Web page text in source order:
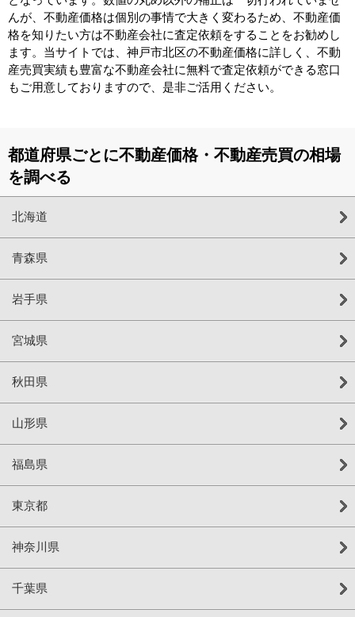
んが、不動産価格は個別の事情で大きく変わるため、不動産価
格を知りたい方は不動産会社に査定依頼をすることをお勧めし
ます。当サイトでは、神戸市北区の不動産価格に詳しく、不動
産売買実績も豊富な不動産会社に無料で査定依頼ができる窓口
もご用意しておりますので、是非ご活用ください。
都道府県ごとに不動産価格・不動産売買の相場
を調べる
北海道
青森県
岩手県
宮城県
秋田県
山形県
福島県
東京都
神奈川県
千葉県